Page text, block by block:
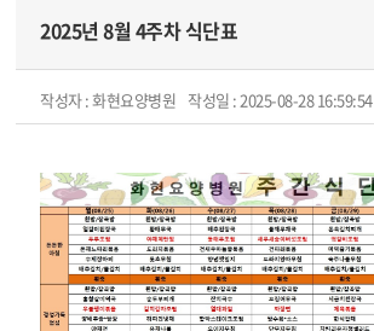
2025년 8월 4주차 식단표
작성자 : 화현요양병원 작성일 : 2025-08-28 16:59:54